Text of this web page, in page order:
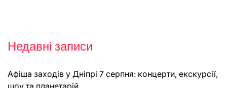
Недавні записи
Афіша заходів у Дніпрі 7 серпня: концерти, екскурсії,